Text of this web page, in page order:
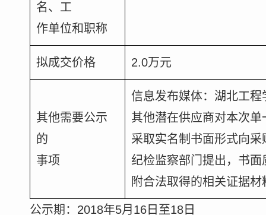
名、工
作单位和职称
拟成交价格 2.0万元
其他需要公示
的
事项
信息发布媒体：湖北工
其他潜在供应商对本次
采取实名制书面形式向
纪检监察部门提出，书
附合法取得的相关证据材
公示期： 2018年5月 16 日至18 日